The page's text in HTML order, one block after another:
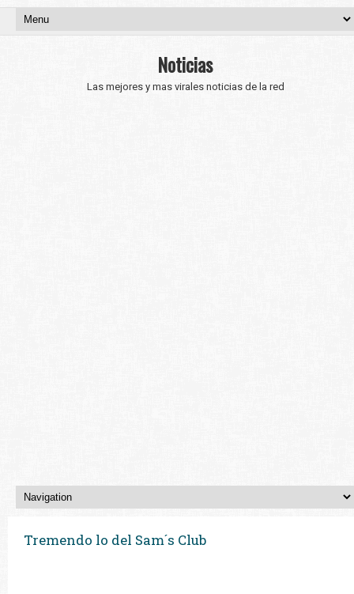
Noticias
Las mejores y mas virales noticias de la red
Tremendo lo del Sam´s Club